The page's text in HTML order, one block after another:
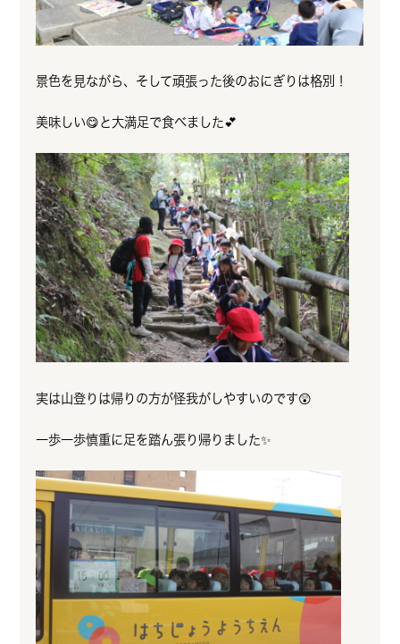
景色を見ながら、そして頑張った後のおにぎりは格別！
美味しい😋と大満足で食べました💕
実は山登りは帰りの方が怪我がしやすいのです😲
一歩一歩慎重に足を踏ん張り帰りました✨